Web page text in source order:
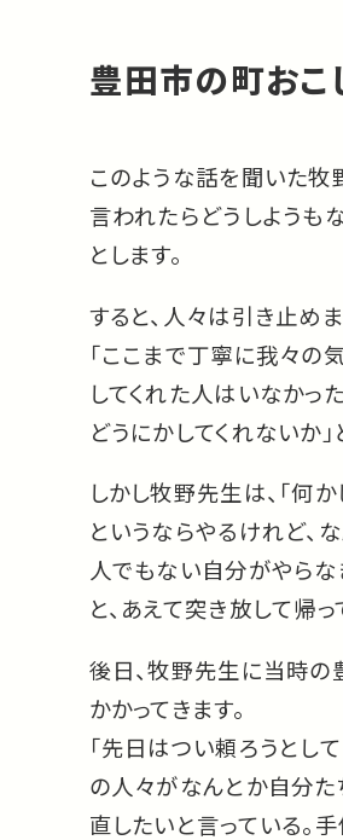
豊田市の町おこ
このような話を聞いた牧
言われたらどうしようも
とします。
すると、人々は引き止めま
「ここまで丁寧に我々の
してくれた人はいなかっ
どうにかしてくれないか」
しかし牧野先生は、「何
というならやるけれど、
人でもない自分がやらな
と、あえて突き放して帰っ
後日、牧野先生に当時
かかってきます。
「先日はつい頼ろうとし
の人々がなんとか自分た
直したいと言っている。